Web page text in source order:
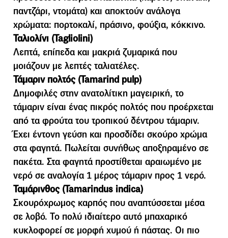
παντζάρι, ντομάτα) και αποκτούν ανάλογα
χρώματα: πορτοκαλί, πράσινο, φούξια, κόκκινο.
Ταλιολίνι (Tagliolini)
Λεπτά, επίπεδα και μακριά ζυμαρικά που
μοιάζουν με λεπτές ταλιατέλες.
Τάμαριν πολτός (Tamarind pulp)
Δημοφιλές στην ανατολίτικη μαγειρική, το
τάμαριν είναι ένας πικρός πολτός που προέρχεται
από τα φρούτα του τροπικού δέντρου τάμαριν.
Έχει έντονη γεύση και προσδίδει σκούρο χρώμα
στα φαγητά. Πωλείται συνήθως αποξηραμένο σε
πακέτα. Στα φαγητά προστίθεται αραιωμένο με
νερό σε αναλογία 1 μέρος τάμαριν προς 1 νερό.
Ταµάρινθος (Tamarindus indica)
Σκουρόχρωµος καρπός που αναπτύσσεται µέσα
σε λοβό. Το πολύ ιδιαίτερο αυτό µπαχαρικό
κυκλοφορεί σε µορφή χυµού ή πάστας. Οι πιο